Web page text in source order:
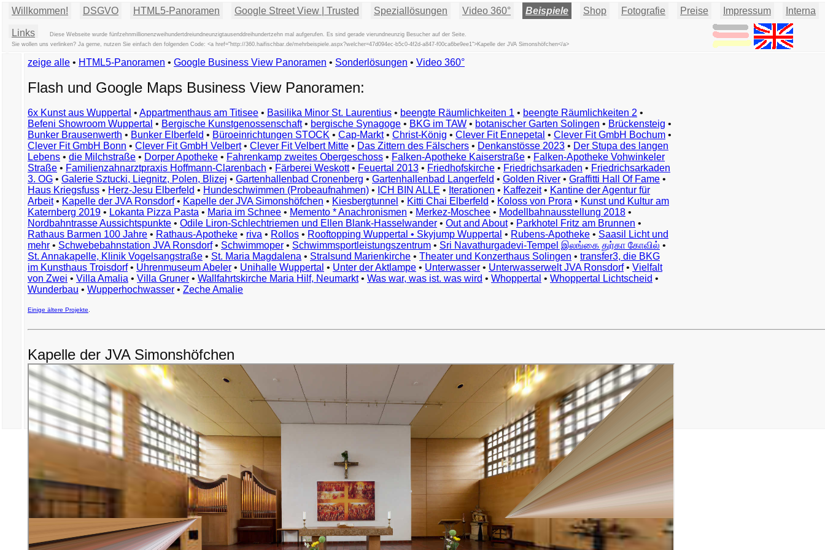
Willkommen! DSGVO HTML5-Panoramen Google Street View | Trusted Speziallösungen Video 360° Beispiele Shop Fotografie Preise Impressum Interna
Links
Diese Webseite wurde fünfzehnmillionenzweihundertdreiundneunzigtausenddreihundertzehn mal aufgerufen. Es sind gerade vierundneunzig Besucher auf der Seite.
Sie wollen uns verlinken? Ja gerne, nutzen Sie einfach den folgenden Code: <a href="http://360.haifischbar.de/mehrbeispiele.aspx?welcher=47d094ec-b5c0-4f2d-a847-f00ca6be9ee1">Kapelle der JVA Simonshöfchen</a>
Beispiele
Exemples
Vorbeelden
Przykłady
Ejemplos
Örnekler
Παραδείγματα
Примеры
示
例
例
예
zeige alle • HTML5-Panoramen • Google Business View Panoramen • Sonderlösungen • Video 360°
Flash und Google Maps Business View Panoramen:
6x Kunst aus Wuppertal • Appartmenthaus am Titisee • Basilika Minor St. Laurentius • beengte Räumlichkeiten 1 • beengte Räumlichkeiten 2 •
Befeni Showroom Wuppertal • Bergische Kunstgenossenschaft• bergische Synagoge • BKG im TAW • botanischer Garten Solingen • Brückensteig •
Bunker Brausenwerth • Bunker Elberfeld • Büroeinrichtungen STOCK • Cap-Markt• Christ-König • Clever Fit Ennepetal • Clever Fit GmbH Bochum •
Clever Fit GmbH Bonn • Clever Fit GmbH Velbert• Clever Fit Velbert Mitte • Das Zittern des Fälschers • Denkanstösse 2023 • Der Stupa des langen
Lebens • die Milchstraße • Dorper Apotheke • Fahrenkamp zweites Obergeschoss • Falken-Apotheke Kaiserstraße • Falken-Apotheke Vohwinkeler
Straße • Familienzahnarztpraxis Hoffmann-Clarenbach • Färberei Weskott• Feuertal 2013 • Friedhofskirche • Friedrichsarkaden • Friedrichsarkaden
3. OG • Galerie Sztucki, Liegnitz, Polen, Blizej • Gartenhallenbad Cronenberg • Gartenhallenbad Langerfeld • Golden River • Graffitti Hall Of Fame •
Haus Kriegsfuss • Herz-Jesu Elberfeld • Hundeschwimmen (Probeaufnahmen) • ICH BIN ALLE • Iterationen • Kaffezeit• Kantine der Agentur für
Arbeit• Kapelle der JVA Ronsdorf• Kapelle der JVA Simonshöfchen • Kiesbergtunnel • Kitti Chai Elberfeld • Koloss von Prora • Kunst und Kultur am
Katernberg 2019 • Lokanta Pizza Pasta • Maria im Schnee • Memento * Anachronismen • Merkez-Moschee • Modellbahnausstellung 2018 •
Nordbahntrasse Aussichtspunkte • Odile Liron-Schlechtriemen und Ellen Blank-Hasselwander • Out and About• Parkhotel Fritz am Brunnen •
Rathaus Barmen 100 Jahre • Rathaus-Apotheke • riva • Rollos • Rooftopping Wuppertal • Skyjump Wuppertal • Rubens-Apotheke • Saasil Licht und
mehr • Schwebebahnstation JVA Ronsdorf• Schwimmoper • Schwimmsportleistungszentrum • Sri Navathurgadevi-Tempel இலங்கை துர்கா கோவில் •
St. Annakapelle, Klinik Vogelsangstraße • St. Maria Magdalena • Stralsund Marienkirche • Theater und Konzerthaus Solingen • transfer3, die BKG
im Kunsthaus Troisdorf• Uhrenmuseum Abeler • Unihalle Wuppertal • Unter der Aktlampe • Unterwasser • Unterwasserwelt JVA Ronsdorf• Vielfalt
von Zwei • Villa Amalia • Villa Gruner • Wallfahrtskirche Maria Hilf, Neumarkt• Was war, was ist. was wird • Whoppertal • Whoppertal Lichtscheid •
Wunderbau • Wupperhochwasser • Zeche Amalie
Einige ältere Projekte
Kapelle der JVA Simonshöfchen